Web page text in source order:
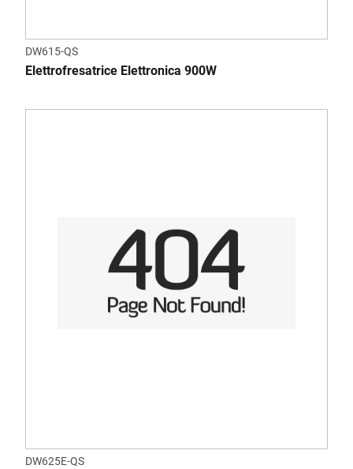
DW615-QS
Elettrofresatrice Elettronica 900W
DW625E-QS